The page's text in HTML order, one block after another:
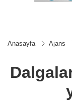
Anasayfa Ajans